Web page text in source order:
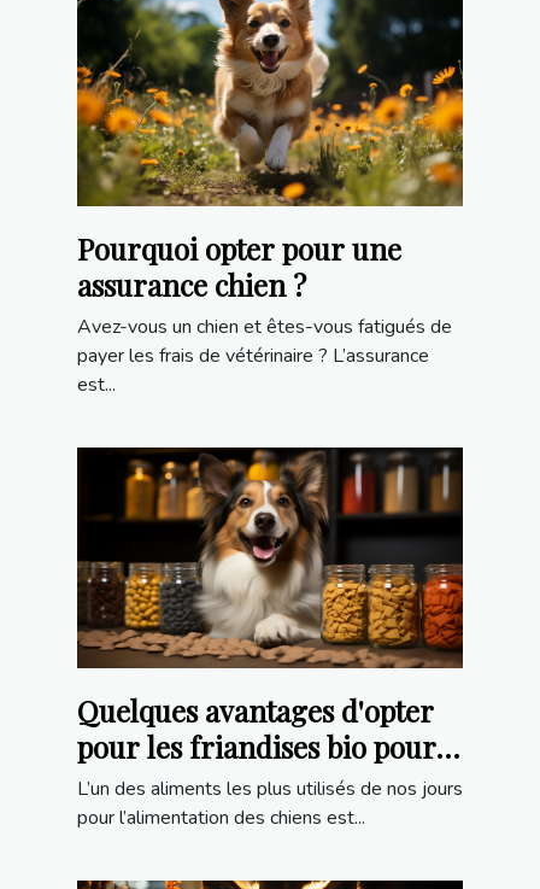
Pourquoi opter pour une
assurance chien ?
Avez-vous un chien et êtes-vous fatigués de
payer les frais de vétérinaire ? L’assurance
est...
Quelques avantages d'opter
pour les friandises bio pour
son chien
L’un des aliments les plus utilisés de nos jours
pour l’alimentation des chiens est...